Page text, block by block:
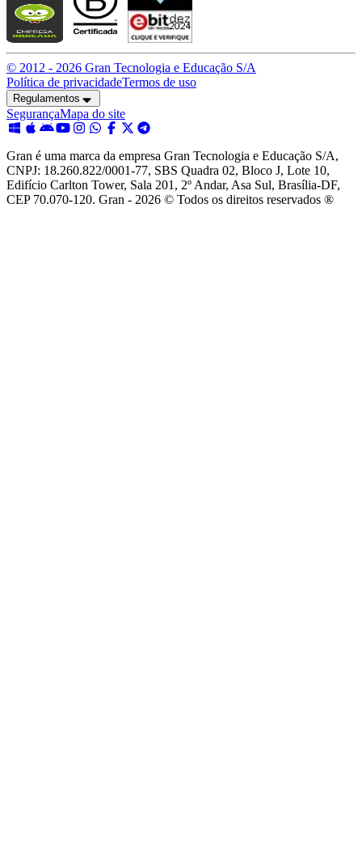
© 2012 - 2026 Gran Tecnologia e Educação S/A
Política de privacidadeTermos de uso
Regulamentos
SegurançaMapa do site
Gran é uma marca da empresa Gran Tecnologia e Educação S/A,
CNPJ: 18.260.822/0001-77, SBS Quadra 02, Bloco J, Lote 10,
Edifício Carlton Tower, Sala 201, 2º Andar, Asa Sul, Brasília-DF,
CEP 70.070-120. Gran - 2026 © Todos os direitos reservados ®